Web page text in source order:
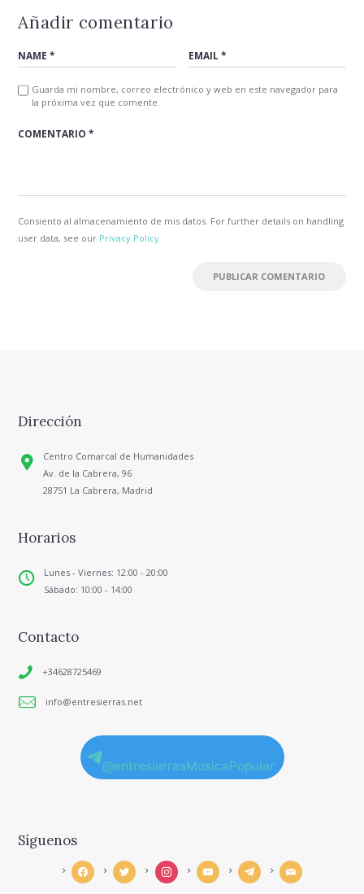
Añadir comentario
Guarda mi nombre, correo electrónico y web en este navegador para
la próxima vez que comente.
Consiento al almacenamiento de mis datos. For further details on handling
user data, see our Privacy Policy
Dirección
Centro Comarcal de Humanidades
Av. de la Cabrera, 96
28751 La Cabrera, Madrid
Horarios
Lunes - Viernes: 12:00 - 20:00
Sábado: 10:00 - 14:00
Contacto
+34628725469
info@entresierras.net
@entresierrasMusicaPopular
Síguenos
facebook twitter instagramyoutube telegram mail